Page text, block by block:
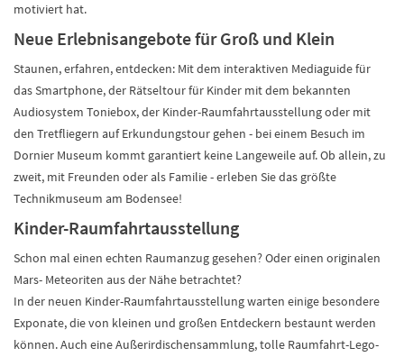
motiviert hat.
Neue Erlebnisangebote für Groß und Klein
Staunen, erfahren, entdecken: Mit dem interaktiven Mediaguide für
das Smartphone, der Rätseltour für Kinder mit dem bekannten
Audiosystem Toniebox, der Kinder-Raumfahrtausstellung oder mit
den Tretfliegern auf Erkundungstour gehen - bei einem Besuch im
Dornier Museum kommt garantiert keine Langeweile auf. Ob allein, zu
zweit, mit Freunden oder als Familie - erleben Sie das größte
Technikmuseum am Bodensee!
Kinder-Raumfahrtausstellung
Schon mal einen echten Raumanzug gesehen? Oder einen originalen
Mars- Meteoriten aus der Nähe betrachtet?
In der neuen Kinder-Raumfahrtausstellung warten einige besondere
Exponate, die von kleinen und großen Entdeckern bestaunt werden
können. Auch eine Außerirdischensammlung, tolle Raumfahrt-Lego-